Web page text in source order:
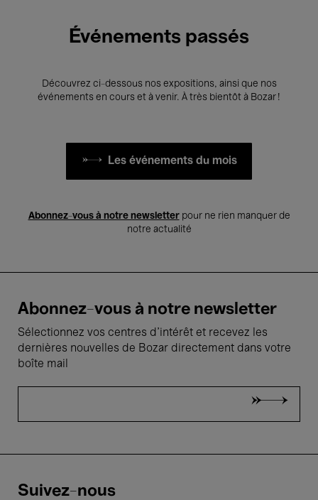
Événements passés
Découvrez ci-dessous nos expositions, ainsi que nos
événements en cours et à venir. À très bientôt à Bozar !
Les événements du mois
Abonnez-vous à notre newsletterpour ne rien manquer de
notre actualité
Abonnez-vous à notre newsletter
Sélectionnez vos centres d'intérêt et recevez les
dernières nouvelles de Bozar directement dans votre
boîte mail
Suivez-nous